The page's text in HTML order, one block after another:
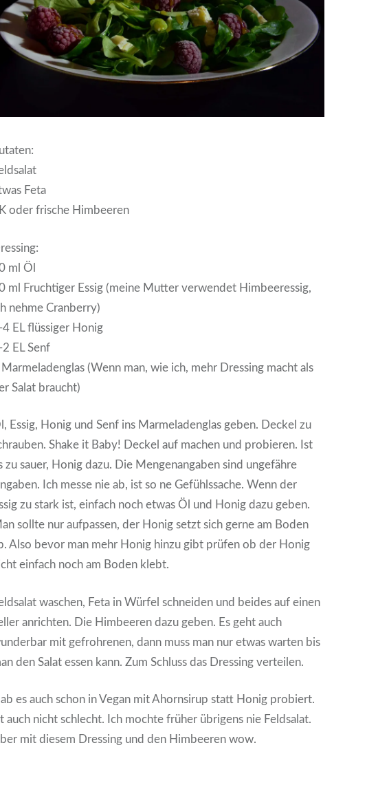
Feta
oder frische Himbeeren
ml Öl
ml Fruchtiger Essig (meine Mutter verwendet Himbeeressig,
nehme Cranberry)
4 EL flüssiger Honig
2 EL Senf
(Wenn man, wie ich, mehr Dressing macht als
Salat braucht)
Essig, Honig und Senf ins Marmeladenglas geben. Deckel zu
Shake it Baby! Deckel auf machen und probieren. Ist
zu sauer, Honig dazu. Die Mengenangaben sind ungefähre
Ich messe nie ab, ist so ne Gefühlssache. Wenn der
zu stark ist, einfach noch etwas Öl und Honig dazu geben.
sollte nur aufpassen, der Honig setzt sich gerne am Boden
Also bevor man mehr Honig hinzu gibt prüfen ob der Honig
einfach noch am Boden klebt.
waschen, Feta in Würfel schneiden und beides auf einen
anrichten. Die Himbeeren dazu geben. Es geht auch
mit gefrohrenen, dann muss man nur etwas warten bis
den Salat essen kann. Zum Schluss das Dressing verteilen.
es auch schon in Vegan mit Ahornsirup statt Honig probiert.
auch nicht schlecht. Ich mochte früher übrigens nie Feldsalat.
mit diesem Dressing und den Himbeeren wow.